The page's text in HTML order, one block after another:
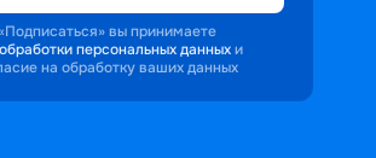
вы принимаете
персональных данных и
на обработку ваших данных